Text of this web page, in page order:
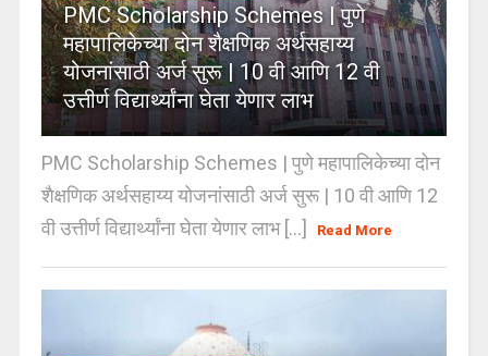
PMC Scholarship Schemes | पुणे
महापालिकेच्या दोन शैक्षणिक अर्थसहाय्य
योजनांसाठी अर्ज सुरू | 10 वी आणि 12 वी
उत्तीर्ण विद्यार्थ्यांना घेता येणार लाभ
PMC Scholarship Schemes | पुणे महापालिकेच्या दोन
शैक्षणिक अर्थसहाय्य योजनांसाठी अर्ज सुरू | 10 वी आणि 12
वी उत्तीर्ण विद्यार्थ्यांना घेता येणार लाभ [...]
Read More